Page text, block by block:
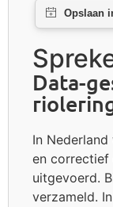
Data-
In
en correctief
uitgevoerd.
verzameld.